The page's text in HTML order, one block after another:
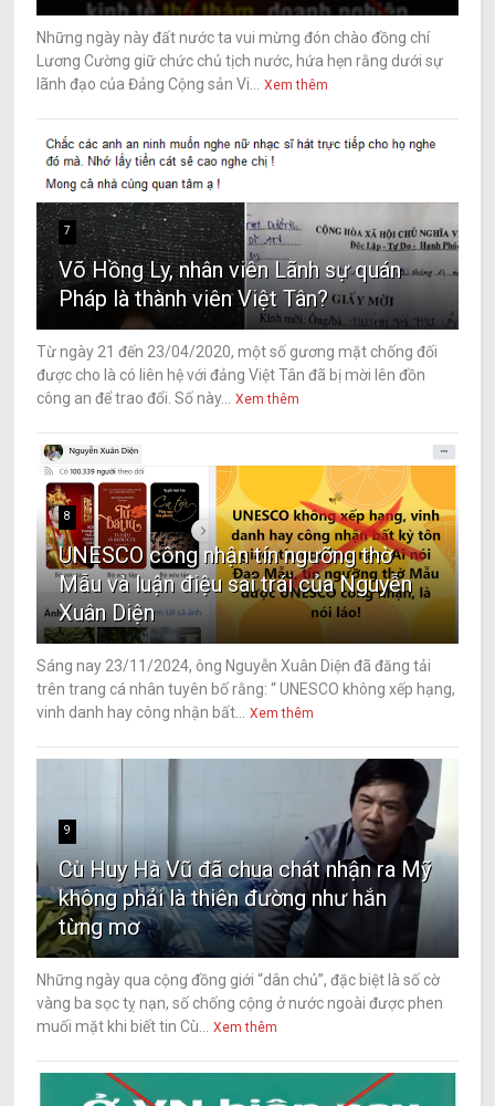
Những ngày này đất nước ta vui mừng đón chào đồng chí
Lương Cường giữ chức chủ tịch nước, hứa hẹn rằng dưới sự
lãnh đạo của Đảng Cộng sản Vi...
Xem thêm
7
Võ Hồng Ly, nhân viên Lãnh sự quán
Pháp là thành viên Việt Tân?
Từ ngày 21 đến 23/04/2020, một số gương mặt chống đối
được cho là có liên hệ với đảng Việt Tân đã bị mời lên đồn
công an để trao đổi. Số này...
Xem thêm
8
UNESCO công nhận tín ngưỡng thờ
Mẫu và luận điệu sai trái của Nguyễn
Xuân Diện
Sáng nay 23/11/2024, ông Nguyễn Xuân Diện đã đăng tải
trên trang cá nhân tuyên bố rằng: “ UNESCO không xếp hạng,
vinh danh hay công nhận bất...
Xem thêm
9
Cù Huy Hà Vũ đã chua chát nhận ra Mỹ
không phải là thiên đường như hắn
từng mơ
Những ngày qua cộng đồng giới “dân chủ”, đặc biệt là số cờ
vàng ba sọc tỵ nạn, số chống cộng ở nước ngoài được phen
muối mặt khi biết tin Cù...
Xem thêm